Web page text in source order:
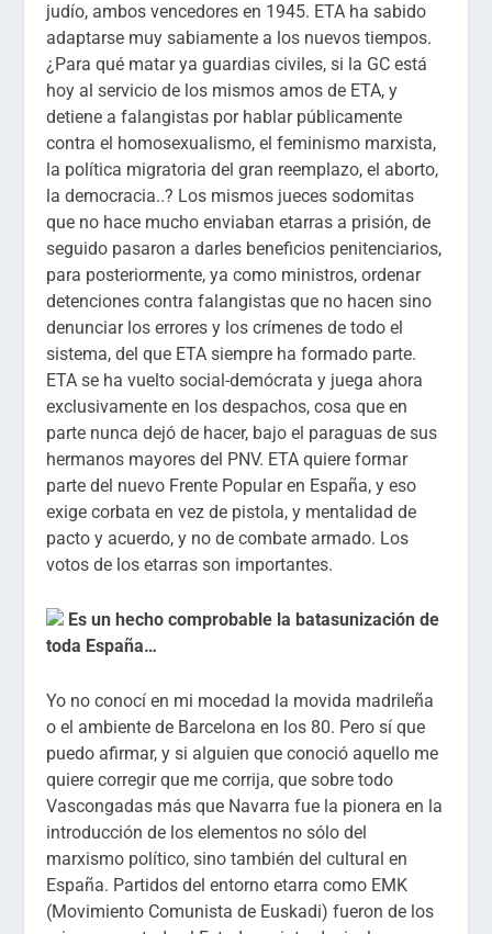
judío, ambos vencedores en 1945. ETA ha sabido
adaptarse muy sabiamente a los nuevos tiempos.
¿Para qué matar ya guardias civiles, si la GC está
hoy al servicio de los mismos amos de ETA, y
detiene a falangistas por hablar públicamente
contra el homosexualismo, el feminismo marxista,
la política migratoria del gran reemplazo, el aborto,
la democracia..? Los mismos jueces sodomitas
que no hace mucho enviaban etarras a prisión, de
seguido pasaron a darles beneficios penitenciarios,
para posteriormente, ya como ministros, ordenar
detenciones contra falangistas que no hacen sino
denunciar los errores y los crímenes de todo el
sistema, del que ETA siempre ha formado parte.
ETA se ha vuelto social-demócrata y juega ahora
exclusivamente en los despachos, cosa que en
parte nunca dejó de hacer, bajo el paraguas de sus
hermanos mayores del PNV. ETA quiere formar
parte del nuevo Frente Popular en España, y eso
exige corbata en vez de pistola, y mentalidad de
pacto y acuerdo, y no de combate armado. Los
votos de los etarras son importantes.
Es un hecho comprobable la batasunización de
toda España…
Yo no conocí en mi mocedad la movida madrileña
o el ambiente de Barcelona en los 80. Pero sí que
puedo afirmar, y si alguien que conoció aquello me
quiere corregir que me corrija, que sobre todo
Vascongadas más que Navarra fue la pionera en la
introducción de los elementos no sólo del
marxismo político, sino también del cultural en
España. Partidos del entorno etarra como EMK
(Movimiento Comunista de Euskadi) fueron de los